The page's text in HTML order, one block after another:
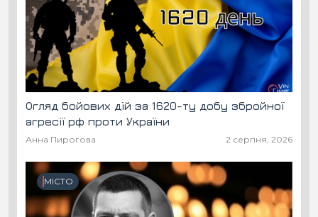
Огляд бойових дій за 1620-ту добу збройної
агресії рф проти України
Анна Пирогова 2 серпня, 2026
МІСТО